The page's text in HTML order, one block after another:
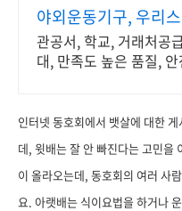
야외운동기구, 우리
관공서, 학교, 거래처공
대, 만족도 높은 품질,
인터넷 동호회에서 뱃살에 대한
데, 윗배는 잘 안 빠진다는 고민을
이 올라오는데, 동호회의 여러 사
요. 아랫배는 식이요법을 하거나